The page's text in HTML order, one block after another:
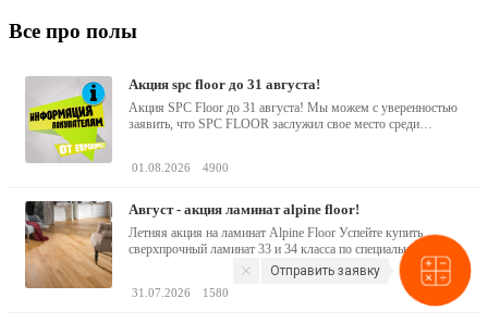
Все про полы
акция spc floor до 31 августа!
Акция SPC Floor до 31 августа! Мы можем с уверенностью
заявить, что SPC FLOOR заслужил свое место среди
01.08.2026 4900
август - акция ламинат alpine floor!
Летняя акция на ламинат Alpine Floor Успейте купить
сверхпрочный ламинат 33 и 34 класса по специальной...
31.07.2026 1580
Отправить заявку